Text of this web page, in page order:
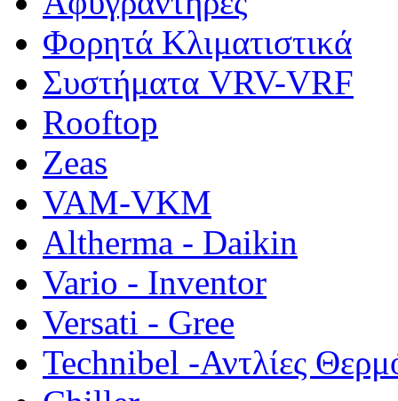
Φορητά Κλιματιστικά
Συστήματα VRV-VRF
Rooftop
Zeas
VAM-VKM
Altherma - Daikin
Vario - Inventor
Versati - Gree
Technibel -Αντλίες